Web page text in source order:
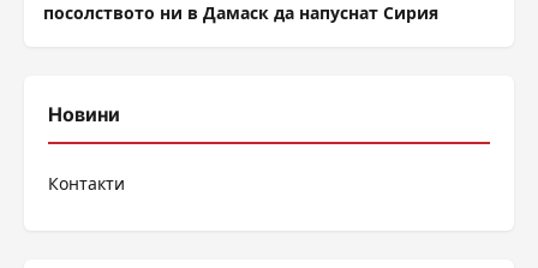
посолството ни в Дамаск да напуснат Сирия
Новини
Контакти